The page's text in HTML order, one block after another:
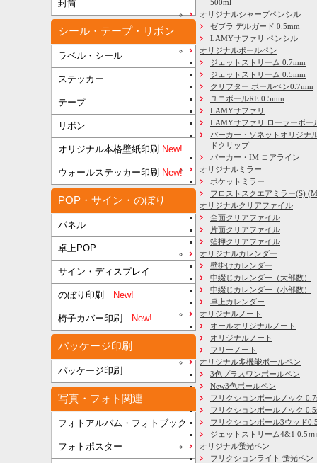
封筒
シール・テープ・リボン
ラベル・シール
ステッカー
テープ
リボン
オリジナル本格壁紙印刷 New!
ウォールステッカー印刷 New!
POP・サイン・のぼり
パネル
卓上POP
サイン・ディスプレイ
のぼり印刷 New!
椅子カバー印刷 New!
パッケージ印刷
パッケージ印刷
写真・フォト関連
フォトアルバム・フォトブック
フォトポスター
500ml
オリジナルシャープペンシル
ゼブラ デルガード 0.5mm
LAMYサファリ ペンシル
オリジナルボールペン
ジェットストリーム 0.7mm
ジェットストリーム 0.5mm
クリフター ボールペン0.7mm
ユニボールRE 0.5mm
LAMYサファリ
LAMYサファリ ローラーボー
パーカー・ソネットオリジナ
ドクリップ
パーカー・IM コアライン
オリジナルミラー
ポケットミラー
フロストスクエアミラー(S)
オリジナルクリアファイル
全面クリアファイル
片面クリアファイル
箔押クリアファイル
オリジナルカレンダー
壁掛けカレンダー
中綴じカレンダー（大部数）
中綴じカレンダー（小部数）
卓上カレンダー
オリジナルノート
オールオリジナルノート
オリジナルノート
フリーノート
オリジナル多機能ボールペン
3色プラスワンボールペン
New3色ボールペン
フリクションボールノック
フリクションボールノック
フリクションボール3ウッド
ジェットストリーム4&1 0.5ｍ
オリジナル蛍光ペン
フリクションライト 蛍光ペン